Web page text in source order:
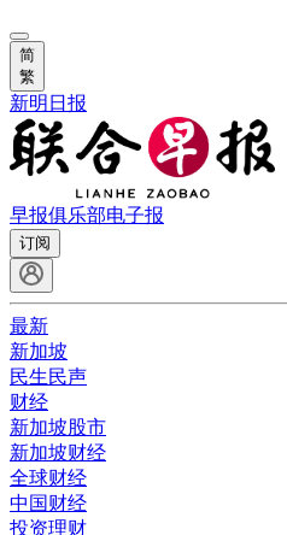
简
繁
新明日报
早报俱乐部电子报
订阅
最新
新加坡
民生民声
财经
新加坡股市
新加坡财经
全球财经
中国财经
投资理财